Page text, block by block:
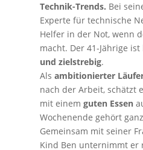
Technik-Trends. Bei
Experte für technische
Helfer in der Not, wenn
macht. Der 41-Jährige ist
und zielstrebig.
Als ambitionierter
nach der Arbeit, schätzt
mit einem guten Essen
Wochenende gehört
Gemeinsam mit seiner
Kind Ben unternimmt er